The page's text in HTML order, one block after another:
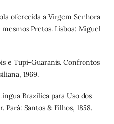
oferecida a Virgem Senhora
Pretos. Lisboa: Miguel
e Tupi-Guaranis. Confrontos
1969.
Brazilica para Uso dos
Pará: Santos & Filhos, 1858.